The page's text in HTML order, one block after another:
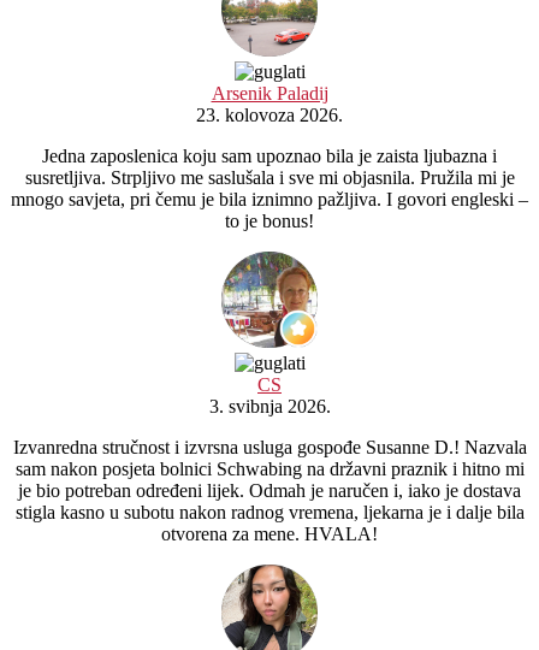
Arsenik Paladij
23. kolovoza 2026.
Jedna zaposlenica koju sam upoznao bila je zaista ljubazna i
susretljiva. Strpljivo me saslušala i sve mi objasnila. Pružila mi je
mnogo savjeta, pri čemu je bila iznimno pažljiva. I govori engleski –
to je bonus!
CS
3. svibnja 2026.
Izvanredna stručnost i izvrsna usluga gospođe Susanne D.! Nazvala
sam nakon posjeta bolnici Schwabing na državni praznik i hitno mi
je bio potreban određeni lijek. Odmah je naručen i, iako je dostava
stigla kasno u subotu nakon radnog vremena, ljekarna je i dalje bila
otvorena za mene. HVALA!